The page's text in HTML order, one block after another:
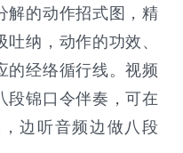
解的动作招式图，精
纳，动作的功效、
的经络循行线。视频
段锦口令伴奏，可在
边听音频边做八段